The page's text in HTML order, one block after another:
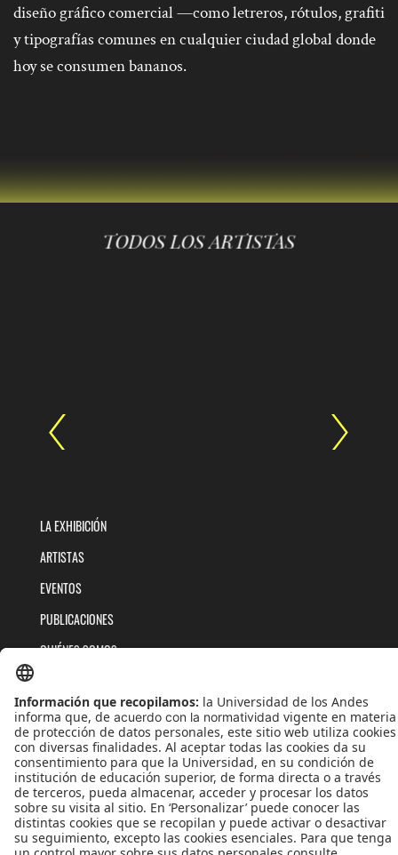
diseño gráfico comercial —como letreros, rótulos, grafiti
y tipografías comunes en cualquier ciudad global donde
hoy se consumen bananos.
TODOS LOS ARTISTAS
LA EXHIBICIÓN
ARTISTAS
EVENTOS
PUBLICACIONES
QUIÉNES SOMOS
TÉRMINOS Y CONDICIONES